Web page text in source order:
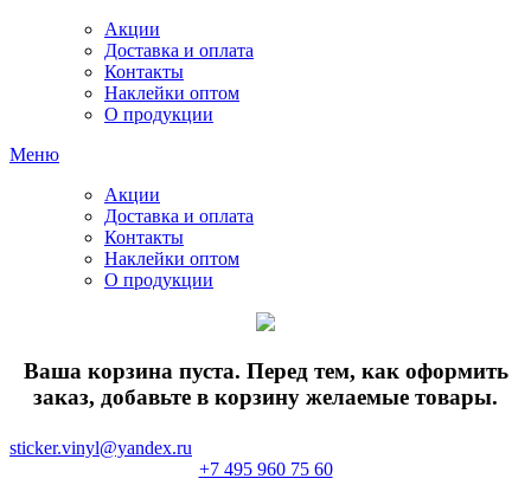
Акции
Доставка и оплата
Контакты
Наклейки оптом
О продукции
Меню
Акции
Доставка и оплата
Контакты
Наклейки оптом
О продукции
Ваша корзина пуста. Перед тем, как оформить
заказ, добавьте в корзину желаемые товары.
sticker.vinyl@yandex.ru
+7 495 960 75 60